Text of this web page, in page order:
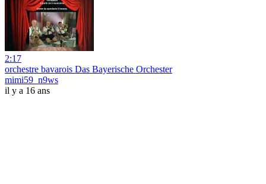
2:17
orchestre bavarois Das Bayerische Orchester
mimi59_n9ws
il y a 16 ans